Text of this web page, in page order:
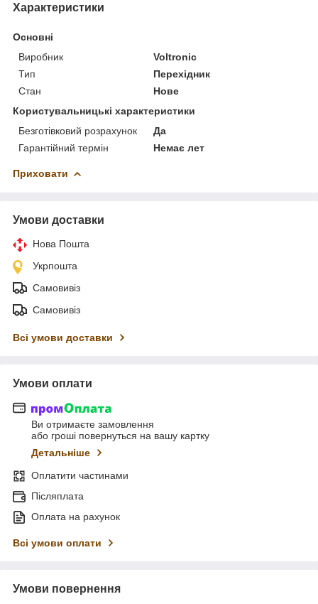
Характеристики
Основні
Виробник
Voltronic
Тип
Перехідник
Стан
Нове
Користувальницькі характеристики
Безготівковий розрахунок
Да
Гарантійний термін
Немає лет
Приховати
Умови доставки
Нова Пошта
Укрпошта
Самовивіз
Самовивіз
Всі умови доставки
Умови оплати
Ви отримаєте замовлення
або гроші повернуться на вашу картку
Детальніше
Оплатити частинами
Післяплата
Оплата на рахунок
Всі умови оплати
Умови повернення